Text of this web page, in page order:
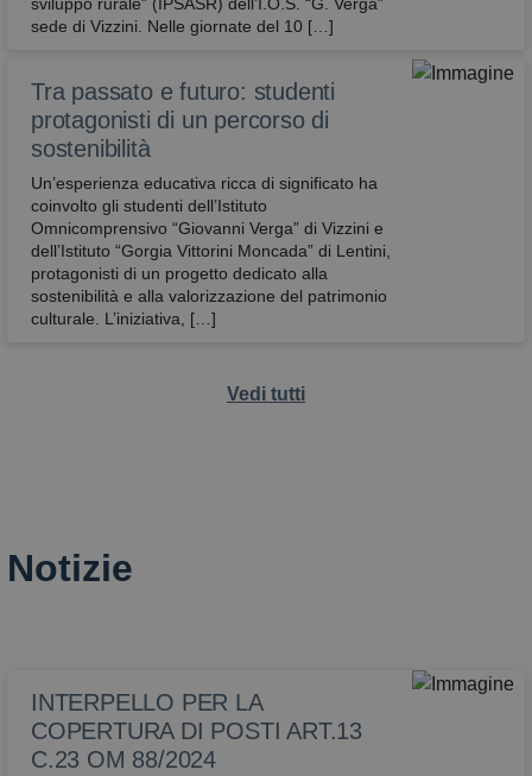
sede di Vizzini. Nelle giornate del 10 […]
Tra passato e futuro: studenti
protagonisti di un percorso di
sostenibilità
Un’esperienza educativa ricca di significato ha
coinvolto gli studenti dell’Istituto
Omnicomprensivo “Giovanni Verga” di Vizzini e
dell’Istituto “Gorgia Vittorini Moncada” di Lentini,
protagonisti di un progetto dedicato alla
sostenibilità e alla valorizzazione del patrimonio
culturale. L’iniziativa, […]
Vedi tutti
Notizie
INTERPELLO PER LA
COPERTURA DI POSTI ART.13
C.23 OM 88/2024